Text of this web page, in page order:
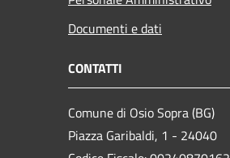
Documenti e dati
CONTATTI
Comune di Osio Sopra (BG)
Piazza Garibaldi, 1 - 24040